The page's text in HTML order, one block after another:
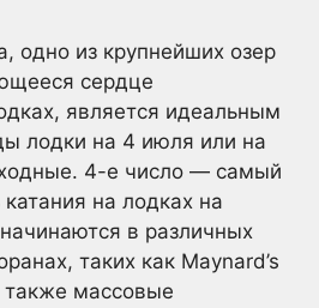
одно из крупнейших озер
сердце
является идеальным
лодки на 4 июля или на
4-е число — самый
на лодках на
в различных
таких как Maynard’s
также массовые